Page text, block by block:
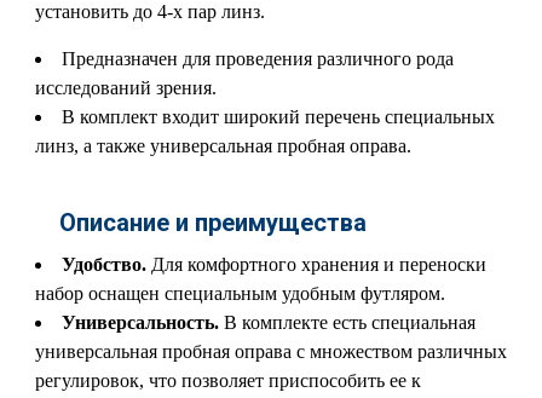
установить до 4-х пар линз.
Предназначен для проведения различного рода
исследований зрения.
В комплект входит широкий перечень специальных
линз, а также универсальная пробная оправа.
Описание и преимущества
Удобство. Для комфортного хранения и переноски
набор оснащен специальным удобным футляром.
Универсальность.В комплекте есть специальная
универсальная пробная оправа с множеством различных
регулировок, что позволяет приспособить ее к